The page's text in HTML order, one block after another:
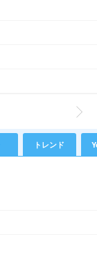
トレンド